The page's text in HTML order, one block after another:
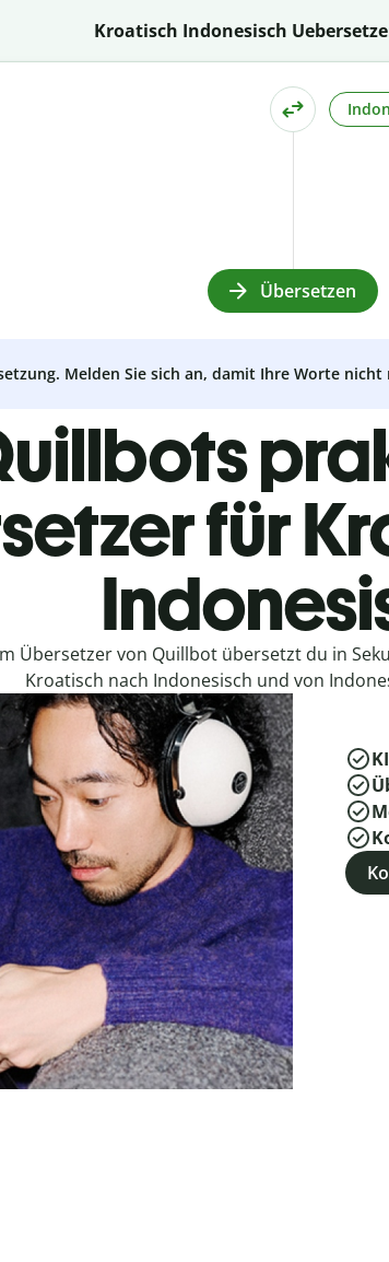
Kroatisch Indonesisch
Übersetzen
Melden Sie sich an, damit Ihre Worte
für
Übersetzer von Quillbot übersetzt du in
Kroatisch nach Indonesisch und von